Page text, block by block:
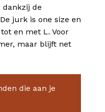
dankzij de
jurk is one size en
en met L. Voor
maar blijft net
die aan je